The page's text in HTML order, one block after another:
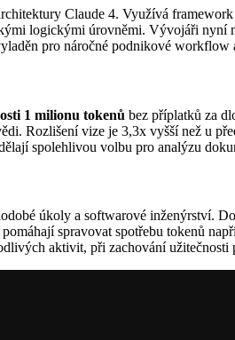
Claude 4. Využívá framework
logickými úrovněmi. Vývojáři nyní
pro náročné podnikové workflow
1 milionu tokenů bez příplatků za
Rozlišení vize je 3,3x vyšší než u
spolehlivou volbu pro analýzu
úkoly a softwarové inženýrství.
spravovat spotřebu tokenů
aktivit, při zachování